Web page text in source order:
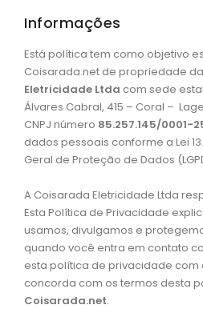
CONTATO
Informações
Está política tem como objetivo
Coisarada.net de propriedade
Eletricidade Ltda com sede
Álvares Cabral, 415 – Coral –
CNPJ número 85.257.145/0001-
dados pessoais conforme a Lei
Geral de Proteção de Dados
A Coisarada Eletricidade Ltda
Esta Política de Privacidade
usamos, divulgamos e
quando você entra em contato
esta política de privacidade com
concorda com os termos desta
Coisarada.net.